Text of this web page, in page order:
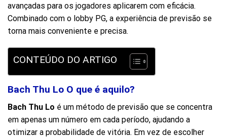
avançadas para os jogadores aplicarem com eficácia.
Combinado com o lobby PG, a experiência de previsão se
torna mais conveniente e precisa.
CONTEÚDO DO ARTIGO
Bach Thu Lo O que é aquilo?
Bach Thu Lo é um método de previsão que se concentra
em apenas um número em cada período, ajudando a
otimizar a probabilidade de vitória. Em vez de escolher